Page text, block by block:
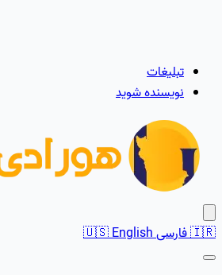
تبلیغات
نویسنده شوید
🇮🇷فارسی 🇺🇸English